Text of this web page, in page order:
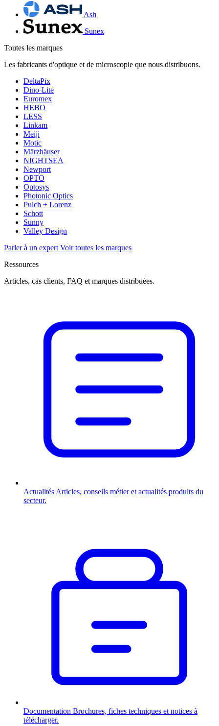
Ash
Sunex
Toutes les marques
Les fabricants d'optique et de microscopie que nous distribuons.
DeltaPix
Dino-Lite
Euromex
HEBO
LESS
Linkam
Meiji
Motic
Märzhäuser
NIGHTSEA
Newport
OPTO
Optosys
Photonic Optics
Pulch + Lorenz
Schott
Sunny
Valley Design
Parler à un expert Voir toutes les marques
Ressources
Articles, cas clients, FAQ et marques distribuées.
Actualités Articles, conseils métier et actualités produits du
secteur.
Documentation Brochures, fiches techniques et notices à
télécharger.